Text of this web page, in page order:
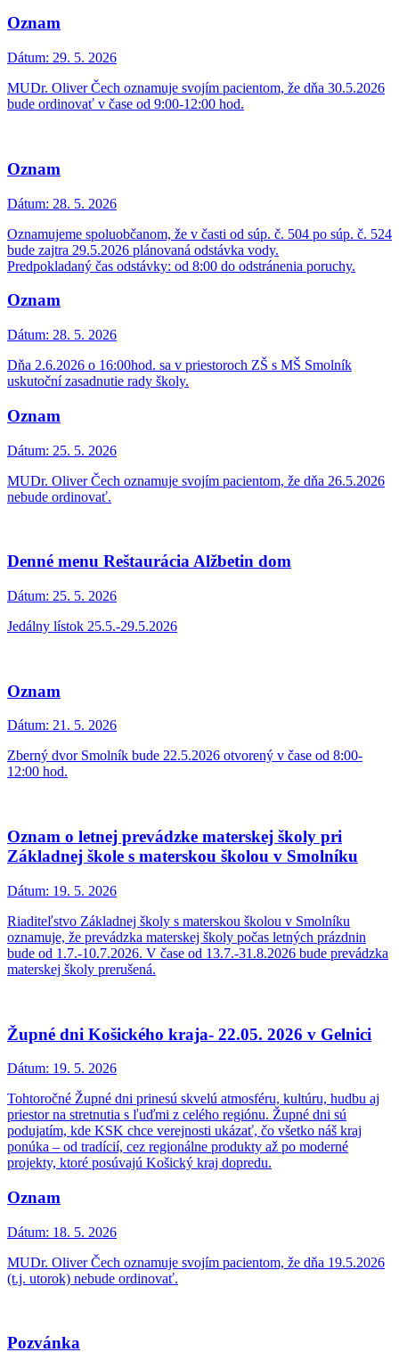
Oznam
Dátum: 29. 5. 2026
MUDr. Oliver Čech oznamuje svojím pacientom, že dňa 30.5.2026
bude ordinovať v čase od 9:00-12:00 hod.
Oznam
Dátum: 28. 5. 2026
Oznamujeme spoluobčanom, že v časti od súp. č. 504 po súp. č. 524
bude zajtra 29.5.2026 plánovaná odstávka vody.
Predpokladaný čas odstávky: od 8:00 do odstránenia poruchy.
Oznam
Dátum: 28. 5. 2026
Dňa 2.6.2026 o 16:00hod. sa v priestoroch ZŠ s MŠ Smolník
uskutoční zasadnutie rady školy.
Oznam
Dátum: 25. 5. 2026
MUDr. Oliver Čech oznamuje svojím pacientom, že dňa 26.5.2026
nebude ordinovať.
Denné menu Reštaurácia Alžbetin dom
Dátum: 25. 5. 2026
Jedálny lístok 25.5.-29.5.2026
Oznam
Dátum: 21. 5. 2026
Zberný dvor Smolník bude 22.5.2026 otvorený v čase od 8:00-
12:00 hod.
Oznam o letnej prevádzke materskej školy pri
Základnej škole s materskou školou v Smolníku
Dátum: 19. 5. 2026
Riaditeľstvo Základnej školy s materskou školou v Smolníku
oznamuje, že prevádzka materskej školy počas letných prázdnin
bude od 1.7.-10.7.2026. V čase od 13.7.-31.8.2026 bude prevádzka
materskej školy prerušená.
Župné dni Košického kraja- 22.05. 2026 v Gelnici
Dátum: 19. 5. 2026
Tohtoročné Župné dni prinesú skvelú atmosféru, kultúru, hudbu aj
priestor na stretnutia s ľuďmi z celého regiónu. Župné dni sú
podujatím, kde KSK chce verejnosti ukázať, čo všetko náš kraj
ponúka – od tradícií, cez regionálne produkty až po moderné
projekty, ktoré posúvajú Košický kraj dopredu.
Oznam
Dátum: 18. 5. 2026
MUDr. Oliver Čech oznamuje svojím pacientom, že dňa 19.5.2026
(t.j. utorok) nebude ordinovať.
Pozvánka